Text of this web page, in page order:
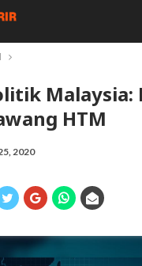
Malaysia:
HTM
2020